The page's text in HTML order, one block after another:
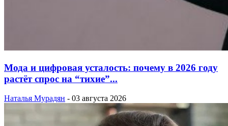
Мода и цифровая усталость: почему в 2026 году
растёт спрос на “тихие”...
Наталья Мурадян - 03 августа 2026